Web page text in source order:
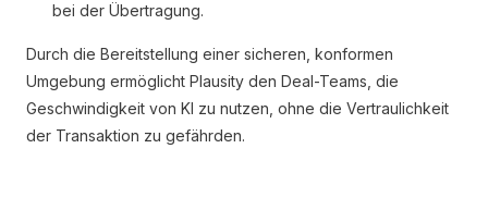
bei der Übertragung.
Durch die Bereitstellung einer sicheren, konformen
Umgebung ermöglicht Plausity den Deal-Teams, die
Geschwindigkeit von KI zu nutzen, ohne die Vertraulichkeit
der Transaktion zu gefährden.